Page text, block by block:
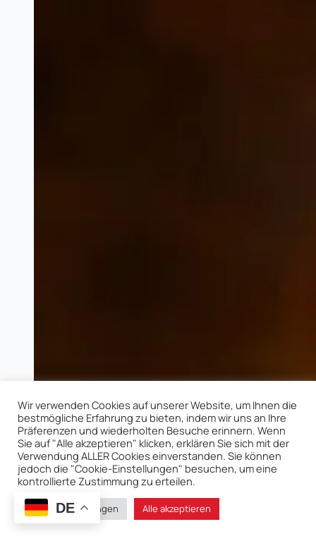
Wir verwenden Cookies auf unserer Website, um Ihnen die
bestmögliche Erfahrung zu bieten, indem wir uns an Ihre
Präferenzen und wiederholten Besuche erinnern. Wenn
Sie auf "Alle akzeptieren" klicken, erklären Sie sich mit der
Verwendung ALLER Cookies einverstanden. Sie können
jedoch die "Cookie-Einstellungen" besuchen, um eine
kontrollierte Zustimmung zu erteilen.
Cookie-Einstellungen Alle akzeptieren
DE